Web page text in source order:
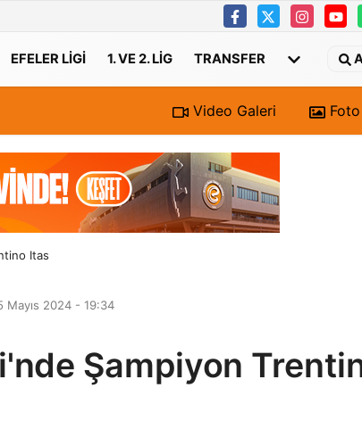
EFELER LIGI 1. VE 2. LIG TRANSFER
Video Galeri Foto
Itas
Mayıs 2024 - 19:34
Şampiyon